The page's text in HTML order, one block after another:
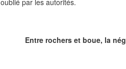
oublié par les autorités.
Entre rochers et boue, la